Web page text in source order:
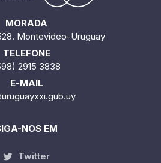
MORADA
Montevideo-Uruguay
TELEFONE
2915 3838
E-MAIL
NOS EM
Twitter